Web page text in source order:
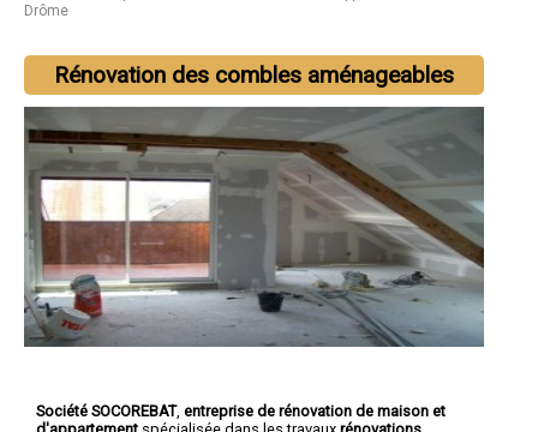
Drôme
Rénovation des combles aménageables
Société SOCOREBAT, entreprise de rénovation de maison et